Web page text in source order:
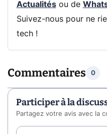
Actualitésou de
Suivez-nous pour ne
tech !
Commentaires 0
Participer à la
Partagez votre avis avec la